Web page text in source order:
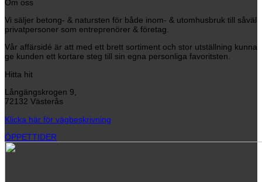
Om oss
Vi säljer betong- & natursten för både inom- & utomhusbruk till såväl
privatpersoner som entreprenörer & företag.
Vår affärsidé är att med ett brett sortiment och stor utställning kunna
ge kunden ett kortare steg till sin egna personliga favoritsten.
Hitta hit
Långängskrogen 9,
72132 Västerås
Klicka här för vägbeskrivning
ÖPPETTIDER